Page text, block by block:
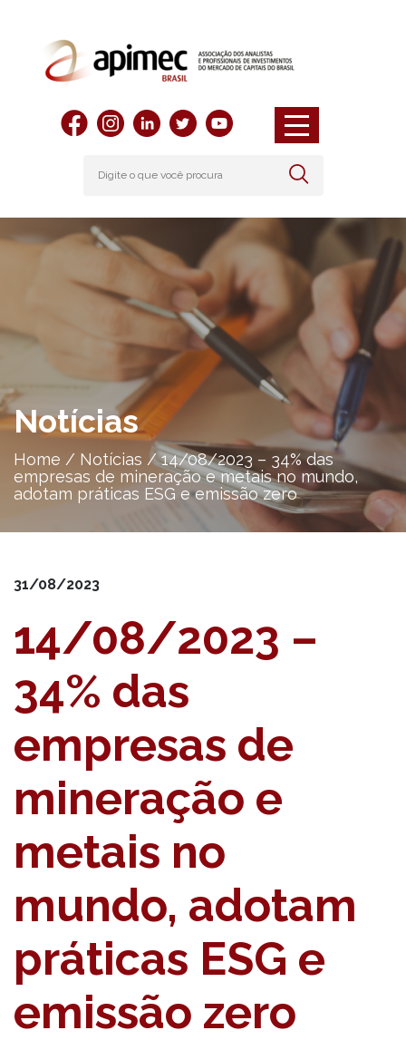
Notícias
Home / Notícias /14/08/2023 – 34% das
empresas de mineração e metais no mundo,
adotam práticas ESG e emissão zero
31/08/2023
14/08/2023 –
34% das
empresas de
mineração e
metais no
mundo, adotam
práticas ESG e
emissão zero